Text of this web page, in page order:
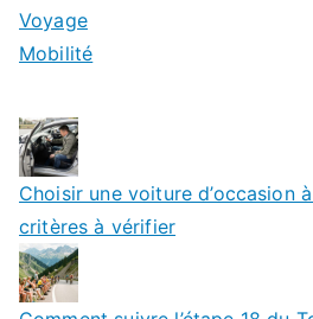
Voyage
Mobilité
Choisir une voiture d’occasion
critères à vérifier